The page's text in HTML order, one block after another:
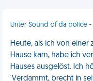
Unter Sound of da police -
Heute, als ich von einer
Hause kam, habe ich
Hauses ausgelöst. Ich
'Verdammt, brecht in